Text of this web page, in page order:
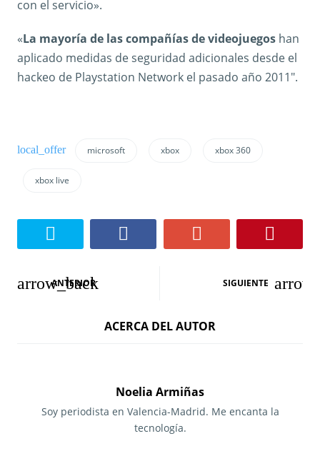
con el servicio».
«La mayoría de las compañías de videojuegos han
aplicado medidas de seguridad adicionales desde el
hackeo de Playstation Network el pasado año 2011″.
microsoft xbox xbox 360
xbox live
N
ANTERIOR SIGUIENTE
ACERCA DEL AUTOR
Noelia Armiñas
Soy periodista en Valencia-Madrid. Me encanta la
tecnología.